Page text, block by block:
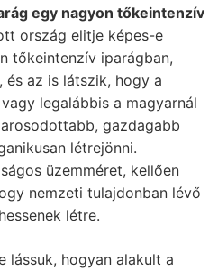
egy nagyon tőkeintenzív
ország elitje képes-e
tőkeintenzív iparágban,
és az is látszik, hogy a
legalábbis a magyarnál
gazdagabb
létrejönni.
üzemméret, kellően
nemzeti tulajdonban lévő
létre.
lássuk, hogyan alakult a